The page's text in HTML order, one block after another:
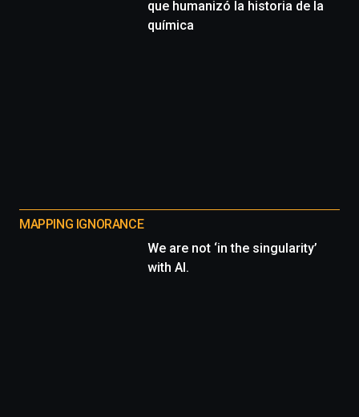
que humanizó la historia de la
química
MAPPING IGNORANCE
We are not ‘in the singularity’
with AI.